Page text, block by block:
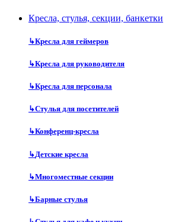
Кресла, стулья, секции, банкетки
↳Кресла для геймеров
↳Кресла для руководителя
↳Кресла для персонала
↳Стулья для посетителей
↳Конференц-кресла
↳Детские кресла
↳Многоместные секции
↳Барные стулья